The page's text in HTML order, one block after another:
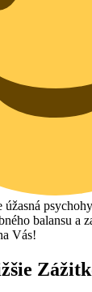
balansu a
Vás!